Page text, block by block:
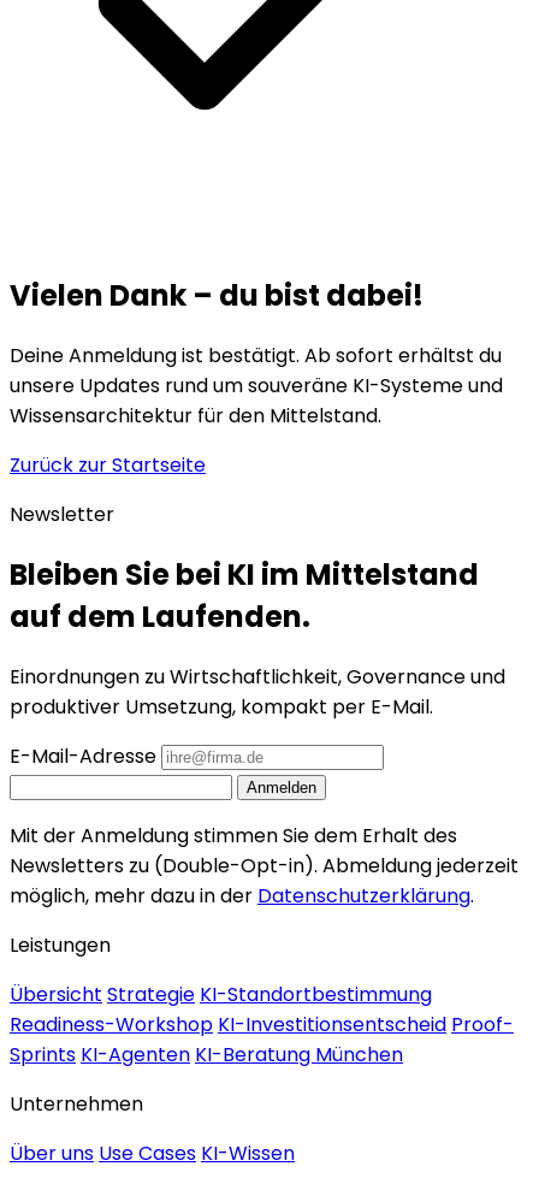
Vielen Dank – du bist dabei!
Deine Anmeldung ist bestätigt. Ab sofort erhältst du
unsere Updates rund um souveräne KI-Systeme und
Wissensarchitektur für den Mittelstand.
Zurück zur Startseite
Newsletter
Bleiben Sie bei KI im Mittelstand
auf dem Laufenden.
Einordnungen zu Wirtschaftlichkeit, Governance und
produktiver Umsetzung, kompakt per E-Mail.
E-Mail-Adresse
Anmelden
Mit der Anmeldung stimmen Sie dem Erhalt des
Newsletters zu (Double-Opt-in). Abmeldung jederzeit
möglich, mehr dazu in der Datenschutzerklärung.
Leistungen
Übersicht Strategie KI-Standortbestimmung
Readiness-Workshop KI-Investitionsentscheid Proof-
Sprints KI-Agenten KI-Beratung München
Unternehmen
Über uns Use Cases KI-Wissen